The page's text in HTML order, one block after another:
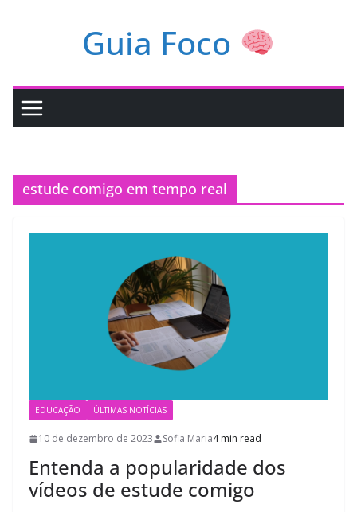
Guia Foco
estude comigo em tempo real
EDUCAÇÃO ÚLTIMAS NOTÍCIAS
10 de dezembro de 2023 Sofia Maria4 min read
Entenda a popularidade dos
vídeos de estude comigo